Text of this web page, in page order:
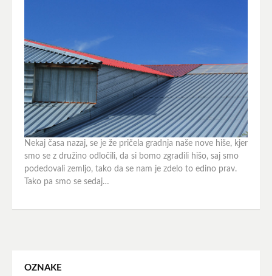
Nekaj časa nazaj, se je že pričela gradnja naše nove hiše, kjer
smo se z družino odločili, da si bomo zgradili hišo, saj smo
podedovali zemljo, tako da se nam je zdelo to edino prav.
Tako pa smo se sedaj…
OZNAKE